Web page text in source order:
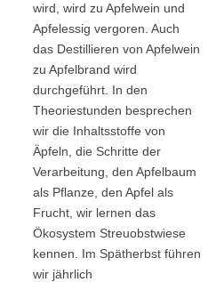
wird, wird zu Apfelwein und
Apfelessig vergoren. Auch
das Destillieren von Apfelwein
zu Apfelbrand wird
durchgeführt. In den
Theoriestunden besprechen
wir die Inhaltsstoffe von
Äpfeln, die Schritte der
Verarbeitung, den Apfelbaum
als Pflanze, den Apfel als
Frucht, wir lernen das
Ökosystem Streuobstwiese
kennen. Im Spätherbst führen
wir jährlich